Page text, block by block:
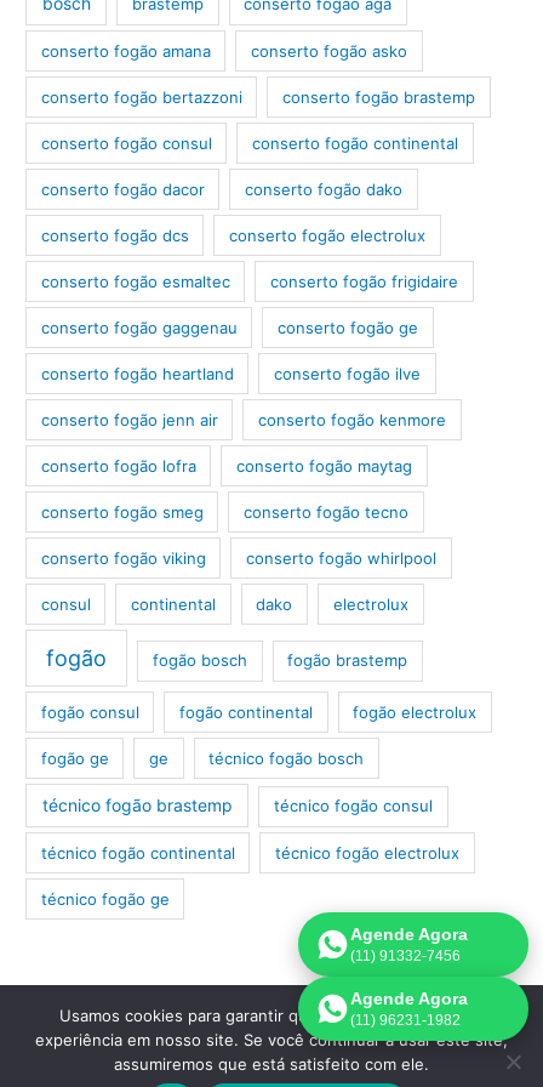
e
brastemp conserto fogão aga
conserto fogão amana conserto fogão asko
conserto fogão bertazzoni conserto fogão brastemp
conserto fogão consul conserto fogão continental
conserto fogão dacor conserto fogão dako
conserto fogão dcs conserto fogão electrolux
conserto fogão esmaltec conserto fogão frigidaire
conserto fogão gaggenau conserto fogão ge
conserto fogão heartland conserto fogão ilve
conserto fogão jenn air conserto fogão kenmore
conserto fogão lofra conserto fogão maytag
conserto fogão smeg conserto fogão tecno
conserto fogão viking conserto fogão whirlpool
consul continental dako electrolux
fogão fogão bosch fogão brastemp
fogão consul fogão continental fogão electrolux
fogão ge ge técnico fogão bosch
técnico fogão brastemp técnico fogão consul
técnico fogão continental técnico fogão electrolux
técnico fogão ge
Copyright 2026 Conserto de Fogão | Criado
por:Página de Venda.
Agende Agora
(11) 91332-7456
Agende Agora
(11) 96231-1982
Usamos cookies para garantir que oferecemos a melhor
experiência em nosso site. Se você continuar a usar este site,
assumiremos que está satisfeito com ele.